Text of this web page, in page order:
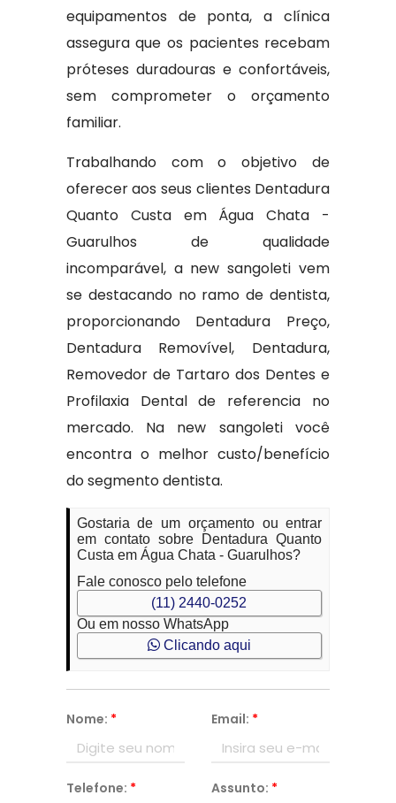
equipamentos de ponta, a clínica
assegura que os pacientes recebam
próteses duradouras e confortáveis,
sem comprometer o orçamento
familiar.
Trabalhando com o objetivo de
oferecer aos seus clientes Dentadura
Quanto Custa em Água Chata -
Guarulhos de qualidade
incomparável, a new sangoleti vem
se destacando no ramo de dentista,
proporcionando Dentadura Preço,
Dentadura Removível, Dentadura,
Removedor de Tartaro dos Dentes e
Profilaxia Dental de referencia no
mercado. Na new sangoleti você
encontra o melhor custo/benefício
do segmento dentista.
Gostaria de um orçamento ou entrar
em contato sobre Dentadura Quanto
Custa em Água Chata - Guarulhos?
Fale conosco pelo telefone
(11) 2440-0252
Ou em nosso WhatsApp
Clicando aqui
Nome: * Email: *
Telefone: * Assunto: *